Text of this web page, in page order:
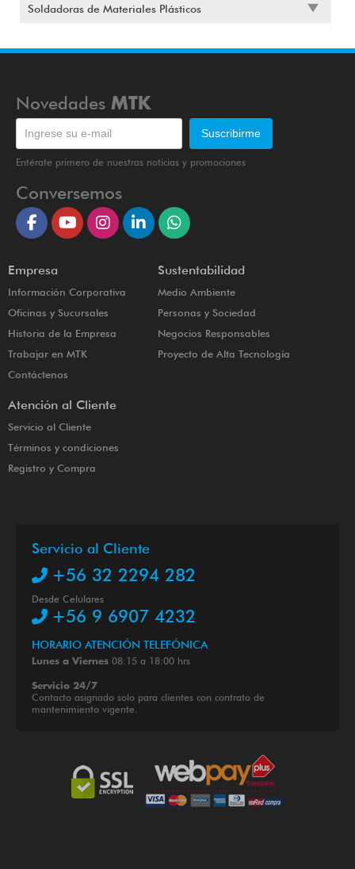
Soldadoras de Materiales Plásticos
Novedades MTK
Entérate primero de nuestras noticias y promociones
Conversemos
Empresa
Información Corporativa
Oficinas y Sucursales
Historia de la Empresa
Trabajar en MTK
Contáctenos
Sustentabilidad
Medio Ambiente
Personas y Sociedad
Negocios Responsables
Proyecto de Alta Tecnología
Atención al Cliente
Servicio al Cliente
Términos y condiciones
Registro y Compra
Servicio al Cliente
+56 32 2294 282
Desde Celulares
+56 9 6907 4232
HORARIO ATENCIÓN TELEFÓNICA
Lunes a Viernes 08:15 a 18:00 hrs
Servicio 24/7
Contacto asignado solo para clientes con contrato de
mantenimiento vigente.